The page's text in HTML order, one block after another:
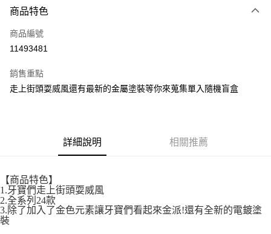
信用卡一次付款
超商取貨付款
街口支付
AFTEE先享後付
【關於「AFTEE先享後付」】
AFTEE先享後付是「在收到商品之後才付款」的支付方式。 讓您購物簡單
便利好安心！
１．簡單：不需註冊會員、不需綁卡、不需儲值。
ATM付款
商品特色
商品編號
11493481
銷售重點
走上街頭耍威風還有最新的金屬塗裝等你來蒐集單入隨機盲盒
詳細說明 相關推薦
【商品特色】
1.牙寶們走上街頭耍威風
2.全系列24款
3.除了加入了金色元素讓牙寶們看起來金派!還有全新的電鍍塗
裝